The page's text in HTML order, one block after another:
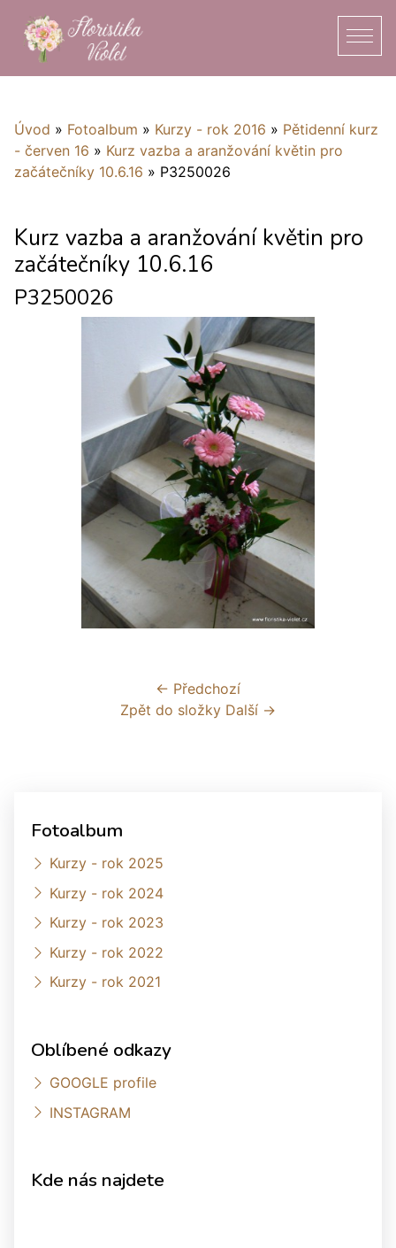
Úvod » Fotoalbum » Kurzy - rok 2016 » Pětidenní kurz
- červen 16 » Kurz vazba a aranžování květin pro
začátečníky 10.6.16 » P3250026
Kurz vazba a aranžování květin pro
začátečníky 10.6.16
P3250026
← Předchozí
Zpět do složky Další →
Fotoalbum
Kurzy - rok 2025
Kurzy - rok 2024
Kurzy - rok 2023
Kurzy - rok 2022
Kurzy - rok 2021
Oblíbené odkazy
GOOGLE profile
INSTAGRAM
Kde nás najdete